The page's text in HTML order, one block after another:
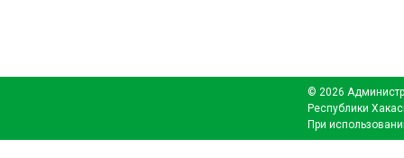
© 2026
Республики
При